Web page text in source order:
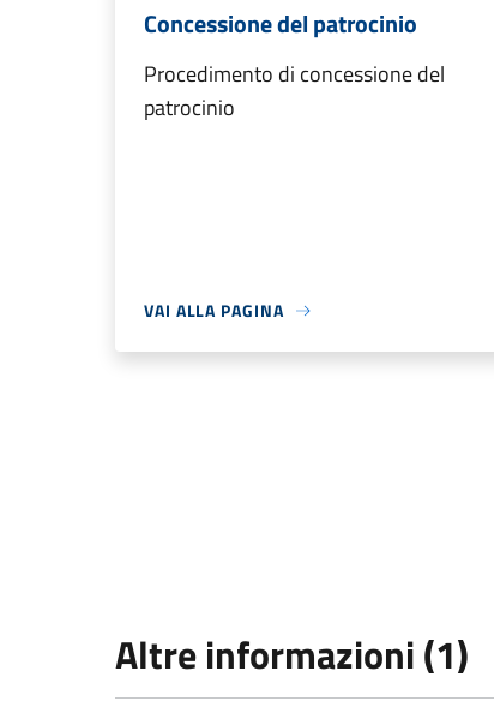
Concessione del patrocinio
Procedimento di concessione del
patrocinio
VAI ALLA PAGINA
Altre informazioni (1)